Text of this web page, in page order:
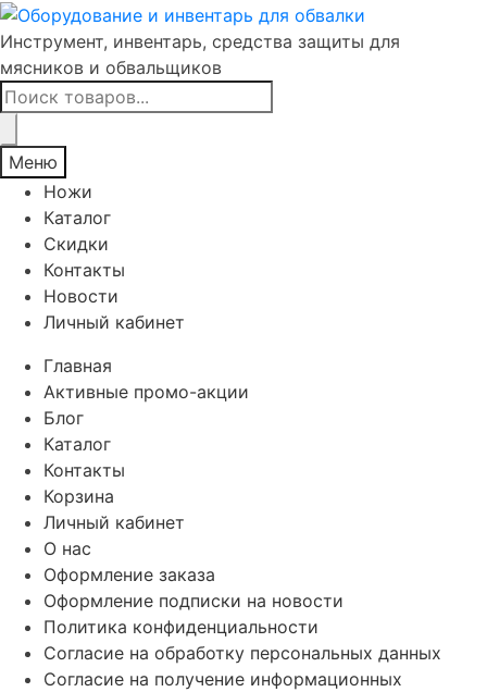
Инструмент, инвентарь, средства защиты для
мясников и обвальщиков
Поиск
товаров
Меню
Ножи
Каталог
Скидки
Контакты
Новости
Личный кабинет
Главная
Активные промо-акции
Блог
Каталог
Контакты
Корзина
Личный кабинет
О нас
Оформление заказа
Оформление подписки на новости
Политика конфиденциальности
Согласие на обработку персональных данных
Согласие на получение информационных